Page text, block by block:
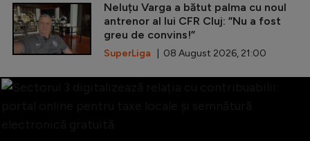
Neluțu Varga a bătut palma cu noul
antrenor al lui CFR Cluj: ”Nu a fost
greu de convins!”
SuperLiga | 08 August 2026, 21:00